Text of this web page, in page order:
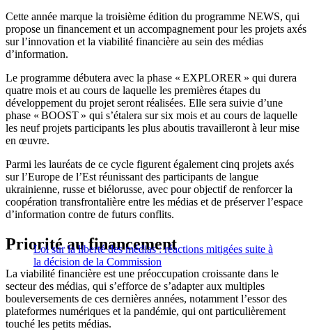
Cette année marque la troisième édition du programme NEWS, qui
propose un financement et un accompagnement pour les projets axés
sur l’innovation et la viabilité financière au sein des médias
d’information.
Le programme débutera avec la phase « EXPLORER » qui durera
quatre mois et au cours de laquelle les premières étapes du
développement du projet seront réalisées. Elle sera suivie d’une
phase « BOOST » qui s’étalera sur six mois et au cours de laquelle
les neuf projets participants les plus aboutis travailleront à leur mise
en œuvre.
Parmi les lauréats de ce cycle figurent également cinq projets axés
sur l’Europe de l’Est réunissant des participants de langue
ukrainienne, russe et biélorusse, avec pour objectif de renforcer la
coopération transfrontalière entre les médias et de préserver l’espace
d’information contre de futurs conflits.
Loi sur la liberté des médias : réactions mitigées suite à
la décision de la Commission
Priorité au financement
La viabilité financière est une préoccupation croissante dans le
secteur des médias, qui s’efforce de s’adapter aux multiples
bouleversements de ces dernières années, notamment l’essor des
plateformes numériques et la pandémie, qui ont particulièrement
touché les petits médias.